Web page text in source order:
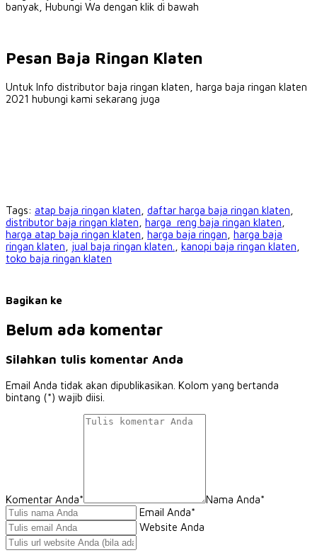
banyak, Hubungi Wa dengan klik di bawah
Pesan Baja Ringan Klaten
Untuk Info distributor baja ringan klaten, harga baja ringan klaten
2021 hubungi kami sekarang juga
Tags: atap baja ringan klaten daftar harga baja ringan klaten
distributor baja ringan klaten harga reng baja ringan klaten
harga atap baja ringan klaten harga baja ringan harga baja
ringan klaten
jual baja ringan klaten. kanopi baja ringan klaten
toko baja ringan klaten
Bagikan ke
Belum ada komentar
Silahkan tulis komentar Anda
Email Anda tidak akan dipublikasikan. Kolom yang bertanda
bintang (*) wajib diisi.
Komentar Anda* Nama Anda*
Email Anda*
Website Anda